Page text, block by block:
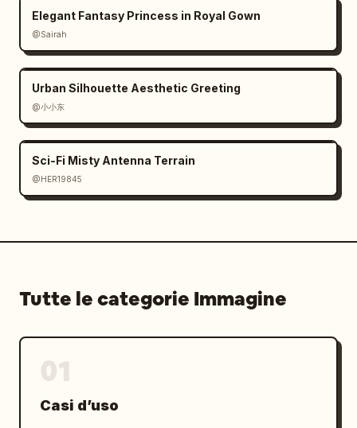
Elegant Fantasy Princess in Royal Gown
@Sairah
Urban Silhouette Aesthetic Greeting
@小小东
Sci-Fi Misty Antenna Terrain
@HER19845
Tutte le categorie Immagine
Casi d’uso